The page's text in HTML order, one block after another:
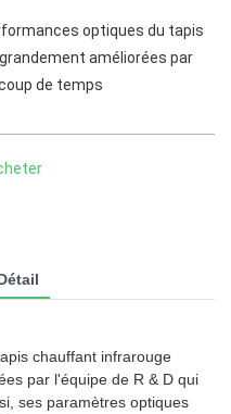
optiques du tapis
améliorées par
de temps
chauffant infrarouge
par l'équipe de R & D qui
ses paramètres optiques